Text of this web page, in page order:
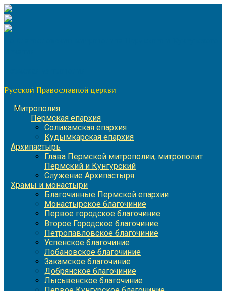
Перейти
к
содержимому
Русской Православной церкви
Митрополия
Пермская епархия
Соликамская епархия
Кудымкарская епархия
Архипастырь
Глава Пермской митрополии, митрополит
Пермский и Кунгурский
Служение Архипастыря
Храмы и монастыри
Благочинные Пермской епархии
Монастырское благочиние
Первое городское благочиние
Второе Городское благочиние
Петропавловское благочиние
Успенское благочиние
Лобановское благочиние
Закамское благочиние
Добрянское благочиние
Лысьвенское благочиние